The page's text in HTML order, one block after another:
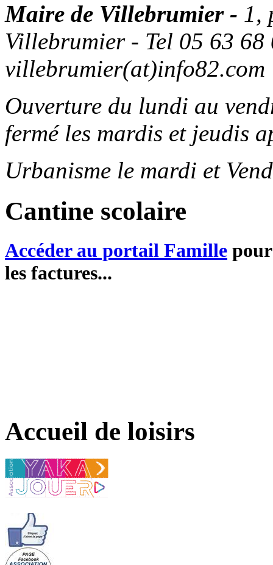
Maire de Villebrumier - 1,
Villebrumier - Tel 05 63
villebrumier(at)info82.com
Ouverture du lundi au
fermé les mardis et jeudis
Urbanisme le mardi et
Cantine scolaire
Accéder au portail Famille
les factures...
Accueil de loisirs